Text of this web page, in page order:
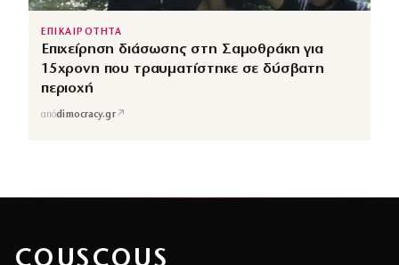
ΕΠΙΚΑΙΡΟΤΗΤΑ
Επιχείρηση διάσωσης στη Σαμοθράκη για
15χρονη που τραυματίστηκε σε δύσβατη
περιοχή
απόdimocracy.gr↗